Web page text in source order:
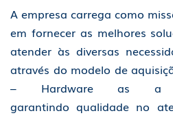
A empresa carrega como
em fornecer as melhores
atender às diversas
através do modelo de
– Hardware as a
garantindo qualidade no